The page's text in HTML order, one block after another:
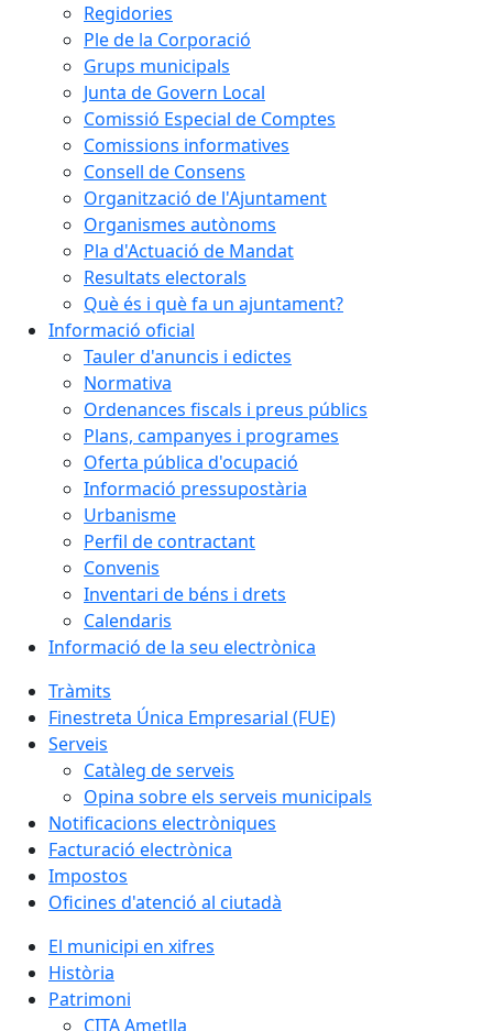
Regidories
Ple de la Corporació
Grups municipals
Junta de Govern Local
Comissió Especial de Comptes
Comissions informatives
Consell de Consens
Organització de l'Ajuntament
Organismes autònoms
Pla d'Actuació de Mandat
Resultats electorals
Què és i què fa un ajuntament?
Informació oficial
Tauler d'anuncis i edictes
Normativa
Ordenances fiscals i preus públics
Plans, campanyes i programes
Oferta pública d'ocupació
Informació pressupostària
Urbanisme
Perfil de contractant
Convenis
Inventari de béns i drets
Calendaris
Informació de la seu electrònica
Tràmits
Finestreta Única Empresarial (FUE)
Serveis
Catàleg de serveis
Opina sobre els serveis municipals
Notificacions electròniques
Facturació electrònica
Impostos
Oficines d'atenció al ciutadà
El municipi en xifres
Història
Patrimoni
CITA Ametlla